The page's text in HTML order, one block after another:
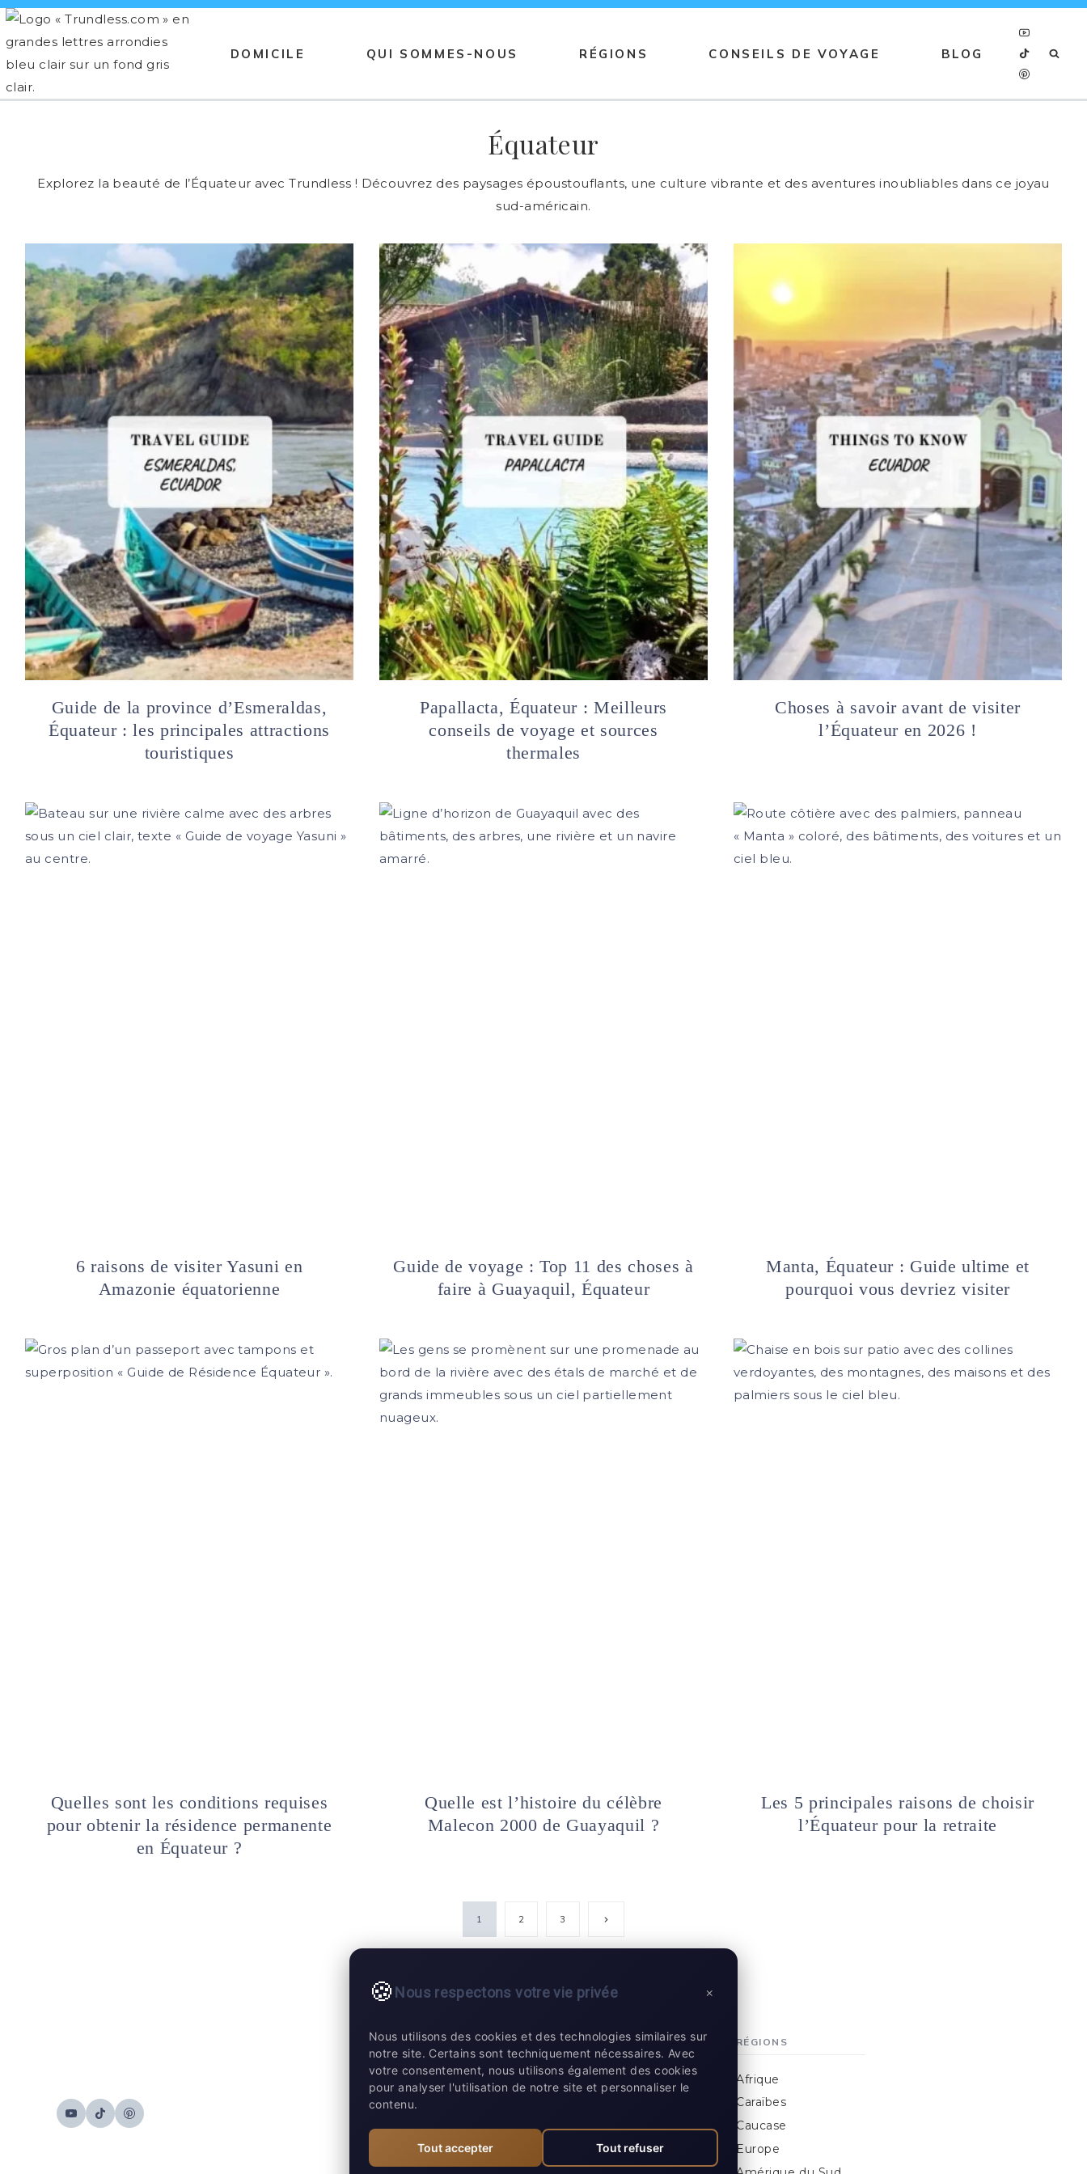
Aller
DOMICILE QUI SOMMES-NOUS RÉGIONS CONSEILS DE VOYAGE BLOG
DOMICILE
BLOG
LESOTHO
CAUCASE
GÉORGIE
CARAÏBES
CUBA
EUROPE
BELGIQUE
FRANCE
GRÈCE
AMÉRIQUE DU SUD
BRÉSIL
ÉQUATEUR
PÉROU
CONSEILS DE VOYAGE
LES ESSENTIELS DE VOYAGE
QUI SOMMES-NOUS
Équateur
Explorez la beauté de l’Équateur avec Trundless ! Découvrez des paysages époustouflants, une culture vibrante et des aventures inoubliables dans ce joyau
sud-américain.
Guide de la province d’Esmeraldas,
Équateur : les principales attractions
touristiques
Papallacta, Équateur : Meilleurs
conseils de voyage et sources
thermales
Choses à savoir avant de visiter
l’Équateur en 2026 !
6 raisons de visiter Yasuni en
Amazonie équatorienne
Guide de voyage : Top 11 des choses à
faire à Guayaquil, Équateur
Manta, Équateur : Guide ultime et
pourquoi vous devriez visiter
Quelles sont les conditions requises
pour obtenir la résidence permanente
en Équateur ?
Quelle est l’histoire du célèbre
Malecon 2000 de Guayaquil ?
Les 5 principales raisons de choisir
l’Équateur pour la retraite
1 2 3
Page
suivante
Blog
Guides de la ville
Les essentiels de
voyage
Politique de
confidentialité
RÉGIONS
Afrique
Caraïbes
Caucase
Europe
Nous respectons votre vie privée ×
Nous utilisons des cookies et des technologies similaires sur
notre site. Certains sont techniquement nécessaires. Avec
votre consentement, nous utilisons également des cookies
pour analyser l'utilisation de notre site et personnaliser le
contenu.
Tout accepter Tout refuser